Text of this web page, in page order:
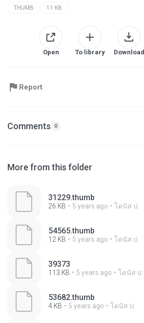
THUMB 11 KB
Open To library Download
Report
Comments 0
More from this folder
31229.thumb
26 KB 5 years ago โดนัส ป.
54565.thumb
12 KB 5 years ago โดนัส ป.
39373
113 KB 5 years ago โดนัส ป.
53682.thumb
4 KB 5 years ago โดนัส ป.